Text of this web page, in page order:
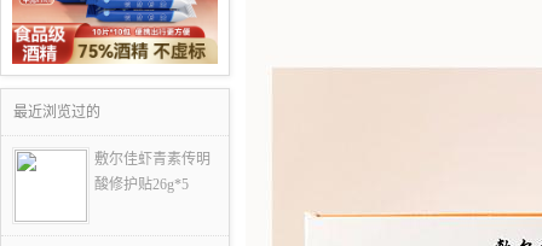
最近浏览过的
敷尔佳虾青素传明
酸修护贴26g*5